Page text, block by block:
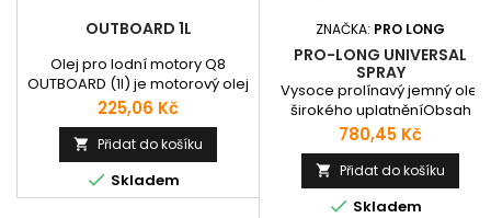
OUTBOARD 1L
Olej pro lodní motory Q8
OUTBOARD (1l) je motorový olej
pro 2-taktní benzínové motory
lodí, které pracují při vysokých
teplotách a zatížení používající
2% směs oleje a benzínu. Je
speciálně vyvinutý pro vodou
chlazené 2-taktní závěsné
Cena
225,06 Kč
 Přidat do košíku
 Skladem
ZNAČKA: PRO LONG
PRO-LONG UNIVERSAL
SPRAY
Vysoce prolínavý jemný olej
širokého uplatněníObsah
balení: 400 ml ve spreji
Cena
780,45 Kč
 Přidat do košíku
 Skladem